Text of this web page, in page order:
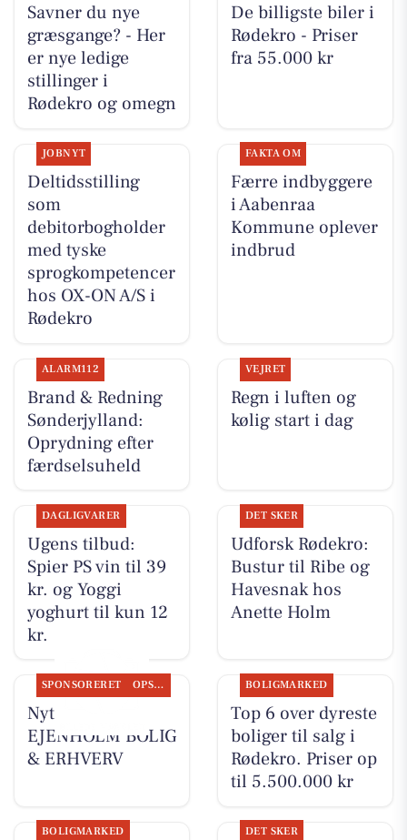
Savner du nye
græsgange? - Her
er nye ledige
stillinger i
Rødekro og omegn
De billigste biler i
Rødekro - Priser
fra 55.000 kr
JOBNYT
Deltidsstilling
som
debitorbogholder
med tyske
sprogkompetencer
hos OX-ON A/S i
Rødekro
FAKTA OM
Færre indbyggere
i Aabenraa
Kommune oplever
indbrud
ALARM112
Brand & Redning
Sønderjylland:
Oprydning efter
færdselsuheld
VEJRET
Regn i luften og
kølig start i dag
DAGLIGVARER
Ugens tilbud:
Spier PS vin til 39
kr. og Yoggi
yoghurt til kun 12
kr.
DET SKER
Udforsk Rødekro:
Bustur til Ribe og
Havesnak hos
Anette Holm
SPONSORERET OPSLAGSTAVLEN
Nyt fra
EJENHOLM BOLIG
& ERHVERV
BOLIGMARKED
Top 6 over dyreste
boliger til salg i
Rødekro. Priser op
til 5.500.000 kr
BOLIGMARKED DET SKER